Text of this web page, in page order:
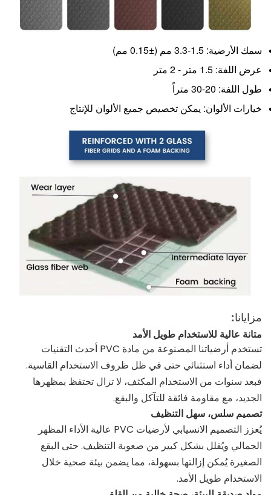
سمك الأرضية: 1.5-3.3 مم (±0.15 مم)
عرض اللفة: 1.5 متر - 2 متر
طول اللفة: 20-30 متراً
خيارات الألوان: يمكن تخصيص جميع الألوان للإنتاج
مزايانا:
متانة عالية للاستخدام طويل الأمد
تستخدم أرضياتنا المصنوعة من مادة PVC أحدث التقنيات
لضمان أداء استثنائي حتى في ظل ظروف الاستخدام القاسية.
فبعد سنوات من الاستخدام المكثف، لا تزال تحتفظ بمظهرها
الجديد، مع مقاومة فائقة للتآكل والبقع.
تصميم سلس، سهل التنظيف
يُعزز التصميم الانسيابي لأرضيات PVC عالية الأداء المظهر
الجمالي ويُقلل بشكل كبير من صعوبة التنظيف. حتى البقع
الصغيرة يُمكن إزالتها بسهولة، مما يضمن بيئة صحية خلال
الاستخدام طويل الأمد.